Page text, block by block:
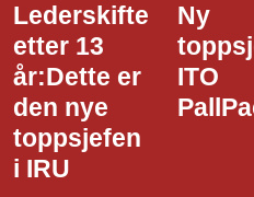
Ny
toppsjef i
ITO
PallPack
Hege
til